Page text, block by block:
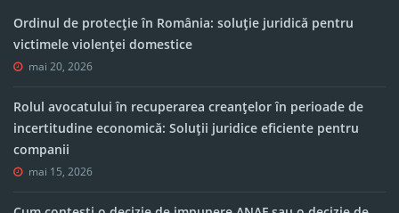
Ordinul de protecție în România: soluție juridică pentru
victimele violenței domestice
mai 20, 2026
Rolul avocatului în recuperarea creanțelor în perioade de
incertitudine economică: Soluții juridice eficiente pentru
companii
mai 15, 2026